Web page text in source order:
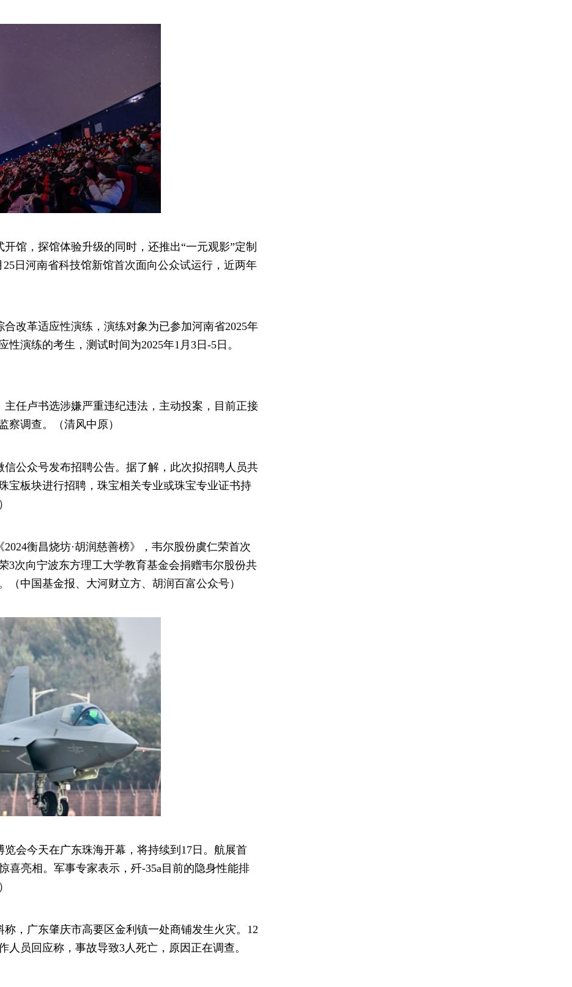
馆，探馆体验升级的同时，还推出“一元观影”定制
日河南省科技馆新馆首次面向公众试运行，近两年
改革适应性演练，演练对象为已参加河南省2025年
演练的考生，测试时间为2025年1月3日-5日。
任卢书选涉嫌严重违纪违法，主动投案，目前正接
察调查。（清风中原）
信公众号发布招聘公告。据了解，此次拟招聘人员共
宝板块进行招聘，珠宝相关专业或珠宝专业证书持
衡昌烧坊·胡润慈善榜》，韦尔股份虞仁荣首次
3次向宁波东方理工大学教育基金会捐赠韦尔股份共
（中国基金报、大河财立方、胡润百富公众号）
会今天在广东珠海开幕，将持续到17日。航展首
喜亮相。军事专家表示，歼-35a目前的隐身性能排
称，广东肇庆市高要区金利镇一处商铺发生火灾。12
人员回应称，事故导致3人死亡，原因正在调查。